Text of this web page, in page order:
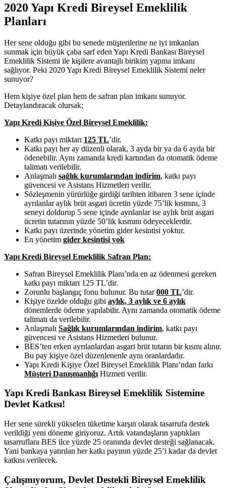
2020 Yapı Kredi Bireysel Emeklilik
Planları
Her sene olduğu gibi bu senede müşterilerine ne iyi imkanları
sunmak için büyük çaba sarf eden Yapı Kredi Bankası Bireysel
Emeklilik Sistemi ile kişilere avantajlı birikim yapma imkanı
sağlıyor. Peki 2020 Yapı Kredi Bireysel Emeklilik Sistemi neler
sunuyor?
Hem kişiye özel plan hem de safran plan imkanı sunuyor.
Detaylandıracak olursak;
Yapı Kredi Kişiye Özel Bireysel Emeklilik:
Katkı payı miktarı 125 TL’dir.
Katkı payı her ay düzenli olarak, 3 ayda bir ya da 6 ayda bir
ödenebilir. Aynı zamanda kredi kartından da otomatik ödeme
talimatı verilebilir.
Anlaşmalı sağlık kurumlarından indirim, katkı payı
güvencesi ve Asistans Hizmetleri verilir.
Sözleşmenin yürürlüğe girdiği tarihten itibaren 3 sene içinde
ayrılanlar aylık brüt asgari ücretin yüzde 75’lik kısmını, 3
seneyi doldurup 5 sene içinde ayrılanlar ise aylık brüt asgari
ücretin tutarının yüzde 50’lik kısmını ödeyeceklerdir.
Katkı payı üzerinde yönetim gider kesintisi yoktur.
En yönetim gider kesintisi yok
Yapı Kredi Bireysel Emeklilik Safran Plan:
Safran Bireysel Emeklilik Planı’nda en az ödenmesi gereken
katkı payı miktarı 125 TL’dir.
Zorunlu başlangıç fonu bulunur. Bu tutar000 TL’dir.
Kişiye özelde olduğu gibi aylık, 3 aylık ve 6 aylık
dönemlerde ödeme yapılabilir. Aynı zamanda otomatik ödeme
talimatı da verilebilir.
Anlaşmalı Sağlık kurumlarından indirim, katkı payı
güvencesi ve Asistans Hizmetleri bulunur.
BES’ten erken ayrılanlardan asgari brüt tutarın bir kısmı alınır.
Bu pay kişiye özel düzenlenenle aynı oranlardadır.
Yapı Kredi Kişiye Özel Bireysel Emeklilik Planı’ndan farkı
Müşteri Danışmanlığı Hizmeti verilir.
Yapı Kredi Bankası Bireysel Emeklilik Sistemine
Devlet Katkısı!
Her sene sürekli yükselen tüketime karşın olarak tasarrufa destek
verildiği yeni döneme giriyoruz. Artık vatandaşların yaptıkları
tasarruflara BES ilce yüzde 25 oranında devlet desteği sağlanacak.
Yani bankaya yatırılan her katkı payının yüzde 25’i kadar da devlet
katkısı verilecek.
Çalışmıyorum, Devlet Destekli Bireysel Emeklilik